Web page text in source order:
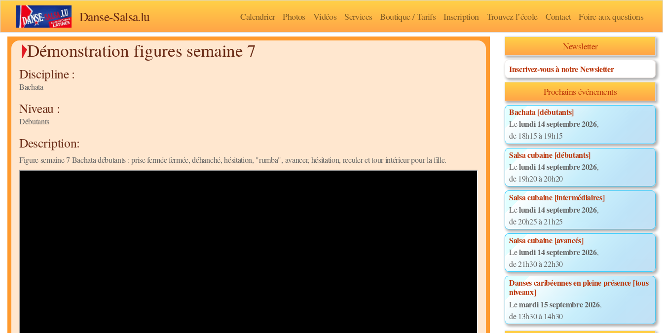
Danse-Salsa.lu Calendrier Photos Vidéos Services Boutique / Tarifs Inscription Trouvez l’école Contact Foire aux questions
Démonstration figures semaine 7
Discipline :
Bachata
Niveau :
Débutants
Description:
Figure semaine 7 Bachata débutants : prise fermée fermée, déhanché, hésitation, "rumba", avancer, hésitation, reculer et tour intérieur pour la fille.
Newsletter
Inscrivez-vous à notre Newsletter
Prochains événements
Bachata [débutants]
Lelundi 14 septembre 2026,
de 18h15 à 19h15
Salsa cubaine [débutants]
Lelundi 14 septembre 2026,
de 19h20 à 20h20
Salsa cubaine [intermédiaires]
Lelundi 14 septembre 2026,
de 20h25 à 21h25
Salsa cubaine [avancés]
Lelundi 14 septembre 2026,
de 21h30 à 22h30
Danses caribéennes en pleine présence [tous
niveaux]
Lemardi 15 septembre 2026,
de 13h30 à 14h30